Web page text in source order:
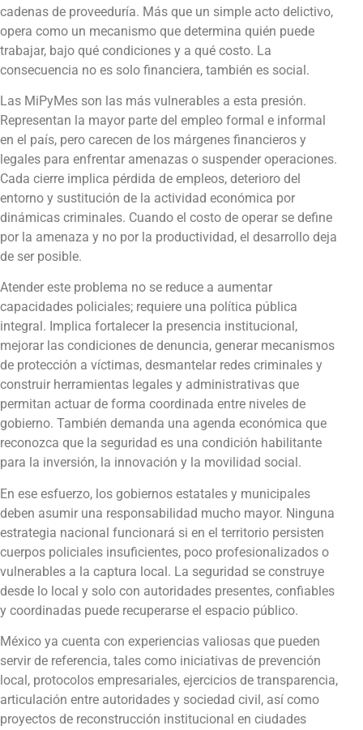
cadenas de proveeduría. Más que un simple acto delictivo,
opera como un mecanismo que determina quién puede
trabajar, bajo qué condiciones y a qué costo. La
consecuencia no es solo financiera, también es social.
Las MiPyMes son las más vulnerables a esta presión.
Representan la mayor parte del empleo formal e informal
en el país, pero carecen de los márgenes financieros y
legales para enfrentar amenazas o suspender operaciones.
Cada cierre implica pérdida de empleos, deterioro del
entorno y sustitución de la actividad económica por
dinámicas criminales. Cuando el costo de operar se define
por la amenaza y no por la productividad, el desarrollo deja
de ser posible.
Atender este problema no se reduce a aumentar
capacidades policiales; requiere una política pública
integral. Implica fortalecer la presencia institucional,
mejorar las condiciones de denuncia, generar mecanismos
de protección a víctimas, desmantelar redes criminales y
construir herramientas legales y administrativas que
permitan actuar de forma coordinada entre niveles de
gobierno. También demanda una agenda económica que
reconozca que la seguridad es una condición habilitante
para la inversión, la innovación y la movilidad social.
En ese esfuerzo, los gobiernos estatales y municipales
deben asumir una responsabilidad mucho mayor. Ninguna
estrategia nacional funcionará si en el territorio persisten
cuerpos policiales insuficientes, poco profesionalizados o
vulnerables a la captura local. La seguridad se construye
desde lo local y solo con autoridades presentes, confiables
y coordinadas puede recuperarse el espacio público.
México ya cuenta con experiencias valiosas que pueden
servir de referencia, tales como iniciativas de prevención
local, protocolos empresariales, ejercicios de transparencia,
articulación entre autoridades y sociedad civil, así como
proyectos de reconstrucción institucional en ciudades